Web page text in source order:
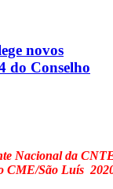
novos
do Conselho
Nacional da
CME/São Luís